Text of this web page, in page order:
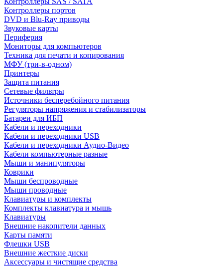
Контроллеры портов
DVD и Blu-Ray приводы
Звуковые карты
Периферия
Мониторы для компьютеров
Техника для печати и копирования
МФУ (три-в-одном)
Принтеры
Защита питания
Сетевые фильтры
Источники бесперебойного питания
Регуляторы напряжения и стабилизаторы
Батареи для ИБП
Кабели и переходники
Кабели и переходники USB
Кабели и переходники Аудио-Видео
Кабели компьютерные разные
Мыши и манипуляторы
Коврики
Мыши беспроводные
Мыши проводные
Клавиатуры и комплекты
Комплекты клавиатура и мышь
Клавиатуры
Внешние накопители данных
Карты памяти
Флешки USB
Внешние жесткие диски
Аксессуары и чистящие средства